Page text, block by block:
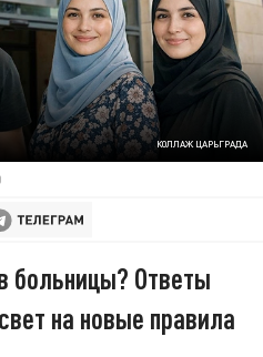
КОЛЛАЖ ЦАРЬГРАДА
больницы? Ответы
на новые правила